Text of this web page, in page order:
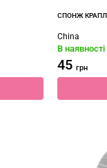
СПОНЖ КРАПЛЯ
China
В наявності
45 грн